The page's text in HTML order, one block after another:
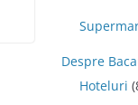
Despre
Hoteluri